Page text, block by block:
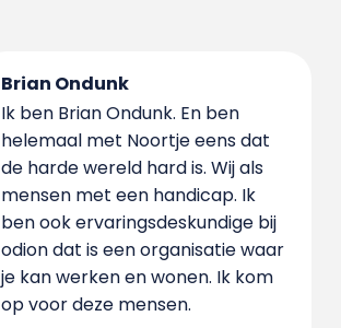
Brian Ondunk
Ik ben Brian Ondunk. En ben
helemaal met Noortje eens dat
de harde wereld hard is. Wij als
mensen met een handicap. Ik
ben ook ervaringsdeskundige bij
odion dat is een organisatie waar
je kan werken en wonen. Ik kom
op voor deze mensen.